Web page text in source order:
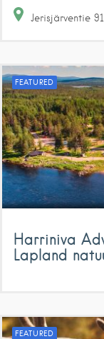
Jerisjärventie 91
FEATURED
Harriniva
Lapland
FEATURED